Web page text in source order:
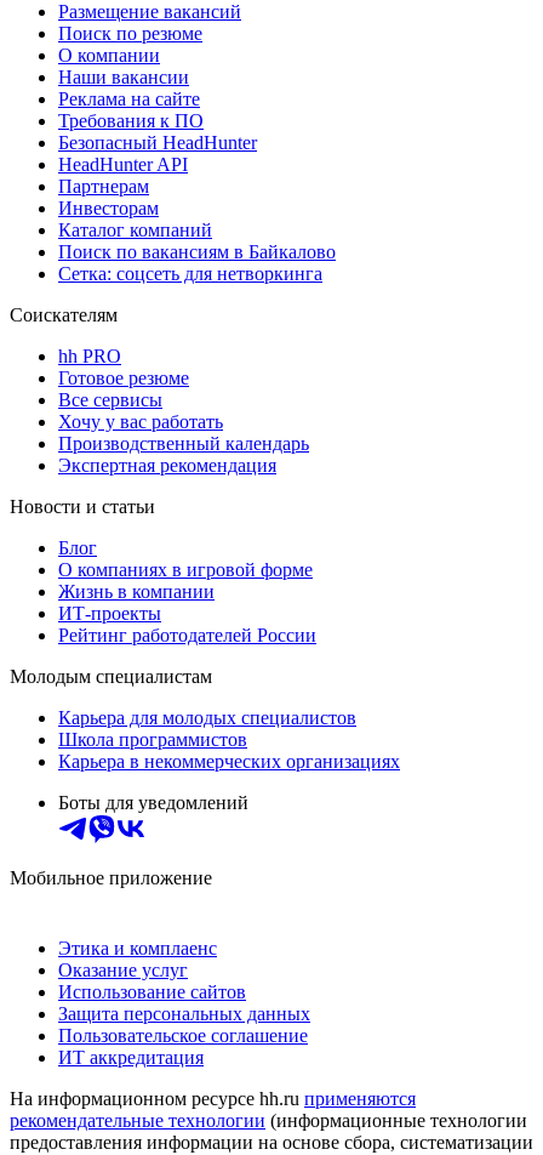
Размещение вакансий
Поиск по резюме
О компании
Наши вакансии
Реклама на сайте
Требования к ПО
Безопасный HeadHunter
HeadHunter API
Партнерам
Инвесторам
Каталог компаний
Поиск по вакансиям в Байкалово
Сетка: соцсеть для нетворкинга
Соискателям
hh PRO
Готовое резюме
Все сервисы
Хочу у вас работать
Производственный календарь
Экспертная рекомендация
Новости и статьи
Блог
О компаниях в игровой форме
Жизнь в компании
ИТ-проекты
Рейтинг работодателей России
Молодым специалистам
Карьера для молодых специалистов
Школа программистов
Карьера в некоммерческих организациях
Боты для уведомлений
Мобильное приложение
Этика и комплаенс
Оказание услуг
Использование сайтов
Защита персональных данных
Пользовательское соглашение
ИТ аккредитация
На информационном ресурсе hh.ru применяются
рекомендательные технологии (информационные технологии
предоставления информации на основе сбора, систематизации